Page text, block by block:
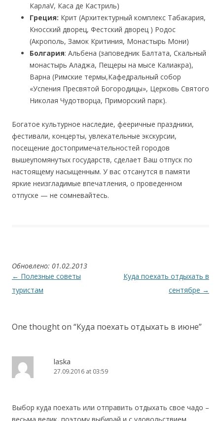
КарлаV, Каса де Кастриль)
Греция: Крит (Архитектурный комплекс Табакария,
Кносский дворец, Фестский дворец ) Родос
(Акрополь, Замок Критиния, Монастырь Мони)
Болгария: Альбена (заповедник Балтата, Скальный
монастырь Аладжа, Пещеры на мысе Калиакра),
Варна (Римские термы,Кафедральный собор
«Успения Пресвятой Богородицы», Церковь Святого
Николая Чудотворца, Приморский парк).
Богатое культурное наследие, фееричные праздники,
фестивали, концерты, увлекательные экскурсии,
посещение достопримечательностей городов
вышеупомянутых государств, сделает Ваш отпуск по
настоящему насыщенным. У вас отсанутся в памяти
яркие неизгладимые впечатления, о проведенном
отпуске — не сомневайтесь.
Обновлено: 01.02.2013
Post navigation
← Полезные советы
туристам
Куда поехать отдыхать в
сентябре →
One thought on “Куда поехать отдыхать в июне”
laska
27.09.2016 at 03:59
Выбор куда поехать или отправить отдыхать свое чадо –
весьма велик, поэтому выбирай и с удовольствием